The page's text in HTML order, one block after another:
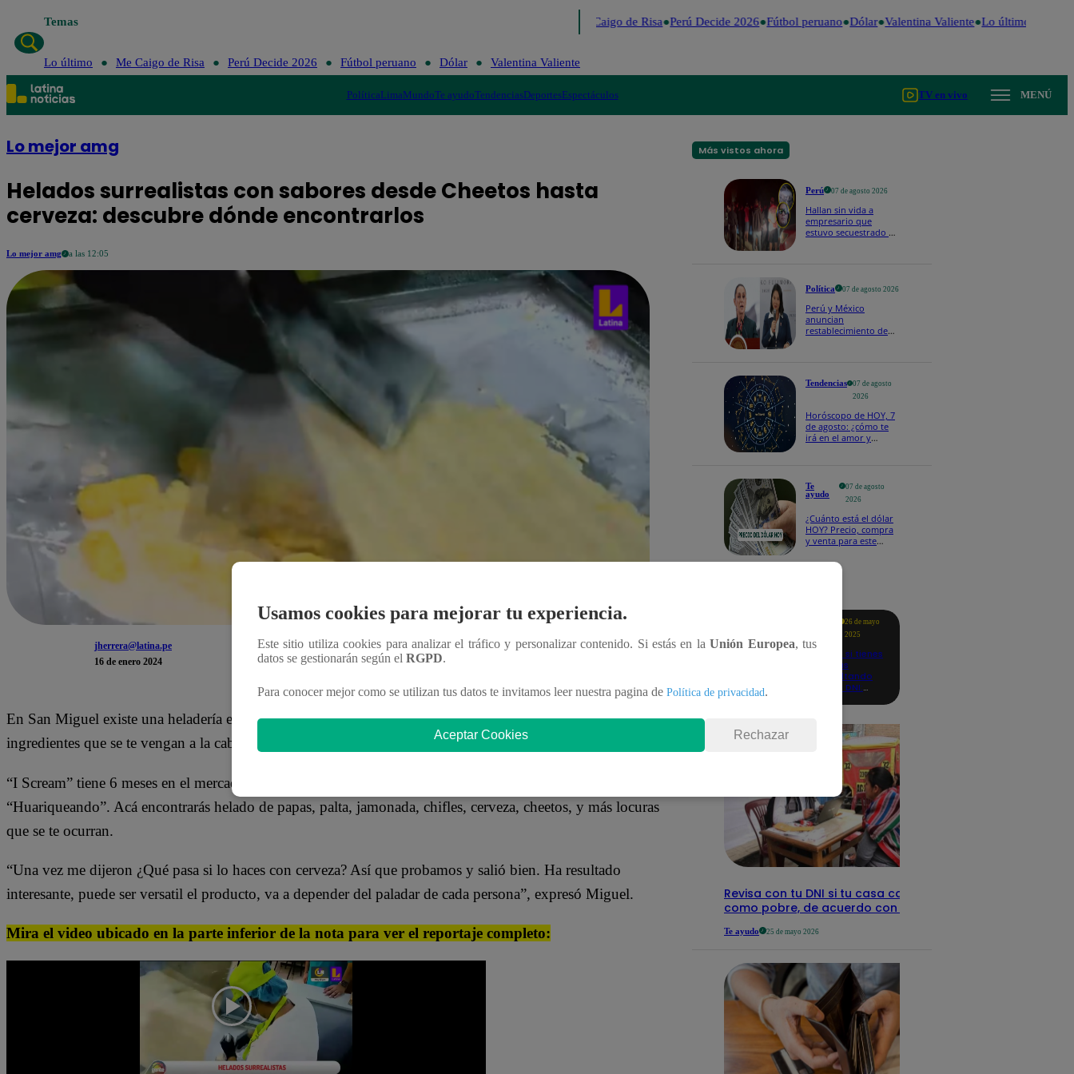
Temas Me Caigo de Risa Perú Decide 2026 Fútbol peruano Dólar Valentina Valiente Lo último
Lo último Me Caigo de Risa Perú Decide 2026 Fútbol peruano Dólar Valentina Valiente
PolíticaLimaMundoTe ayudoTendenciasDeportesEspectáculos TV en vivo MENÚ
Lo mejor amg
Helados surrealistas con sabores desde Cheetos hasta
cerveza: descubre dónde encontrarlos
Lo mejor amg a las 12:05
jherrera@latina.pe
16 de enero 2024
En San Miguel existe una heladería en la que los dueños experimentan con todas las posibilidades y todos los
ingredientes que se te vengan a la cabeza. Crean sabores totalmente extremos.
“I Scream” tiene 6 meses en el mercado y fue creada por Miguel y Pancho, de los creadores de contenido
“Huariqueando”. Acá encontrarás helado de papas, palta, jamonada, chifles, cerveza, cheetos, y más locuras
que se te ocurran.
“Una vez me dijeron ¿Qué pasa si lo haces con cerveza? Así que probamos y salió bien. Ha resultado
interesante, puede ser versatil el producto, va a depender del paladar de cada persona”, expresó Miguel.
Mira el video ubicado en la parte inferior de la nota para ver el reportaje completo:
Más vistos ahora
Perú 07 de agosto 2026
Hallan sin vida a
empresario que
estuvo secuestrado en
Política 07 de agosto 2026
Perú y México
anuncian
restablecimiento de
Tendencias
07 de agosto
2026
Horóscopo de HOY, 7
de agosto: ¿cómo te
irá en el amor y
Te
ayudo
07 de agosto
2026
¿Cuánto está el dólar
HOY? Precio, compra
y venta para este
26 de mayo
2025
Revisa si tienes
deudas
consultando
con tu DNI:
Revisa con tu DNI si tu casa califica
como pobre, de acuerdo con el Sisfoh
Te ayudo 25 de mayo 2026
Usamos cookies para mejorar tu experiencia.
Este sitio utiliza cookies para analizar el tráfico y personalizar contenido. Si estás en laUnión Europea, tus
datos se gestionarán según el RGPD.
Para conocer mejor como se utilizan tus datos te invitamos leer nuestra pagina de Política de privacidad.
Aceptar Cookies Rechazar